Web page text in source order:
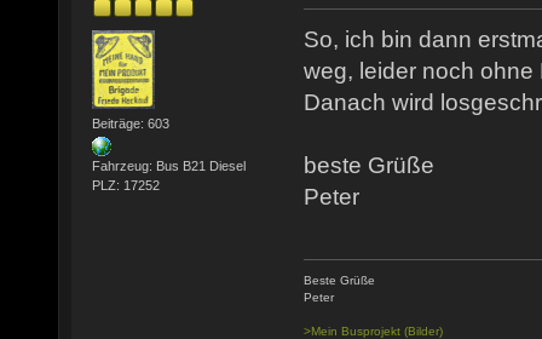
Beiträge: 603
Fahrzeug: Bus B21 Diesel
PLZ: 17252
So, ich bin dann
weg, leider noch ohne
Danach wird
beste Grüße
Peter
Beste Grüße
Peter
>Mein Busprojekt (Bilder)